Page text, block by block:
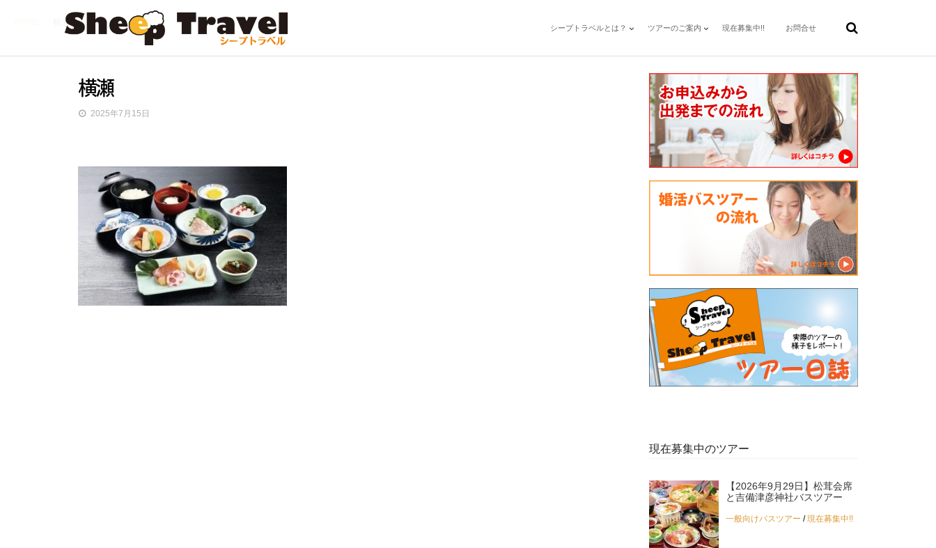
シープトラベルとは？ ツアーのご案内 現在募集中!! お問合せ
横瀬
横瀬
2025年7月15日
現在募集中のツアー
【2026年9月29日】松茸会席
と吉備津彦神社バスツアー
一般向けバスツアー /現在募集中!!